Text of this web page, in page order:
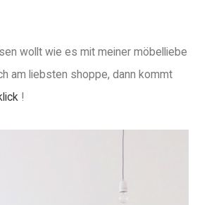
wollt wie es mit meiner möbelliebe
am liebsten shoppe, dann kommt
!